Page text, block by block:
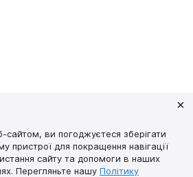
у соцмережах
ви погоджуєтеся зберігати
пристрої для покращення навігації
сайту та допомоги в наших
Перегляньте нашу Політику